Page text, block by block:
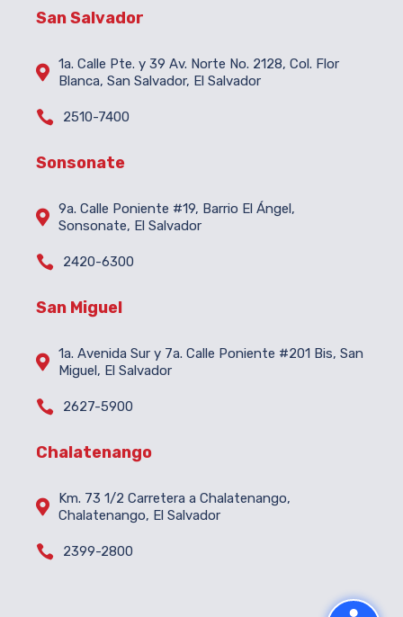
San Salvador
 1a. Calle Pte. y 39 Av. Norte No. 2128, Col. Flor
Blanca, San Salvador, El Salvador
 2510-7400
Sonsonate
 9a. Calle Poniente #19, Barrio El Ángel,
Sonsonate, El Salvador
 2420-6300
San Miguel
 1a. Avenida Sur y 7a. Calle Poniente #201 Bis, San
Miguel, El Salvador
 2627-5900
Chalatenango

Km. 73 1/2 Carretera a Chalatenango,
Chalatenango, El Salvador
 2399-2800